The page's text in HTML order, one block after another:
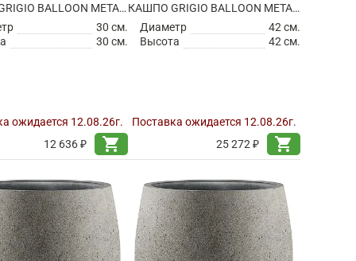
КАШПО GRIGIO BALLOON METALLIC CHAMPAGNE
30 см.
30 см.
ожидается 12.08.26г.
12 636 ₽
shopping_cart
КАШПО GRIGIO BALLOON METALLIC CHAMPAGNE
Диаметр
42 см.
Высота
42 см.
Поставка ожидается 12.08.26г.
25 272 ₽
shopping_cart